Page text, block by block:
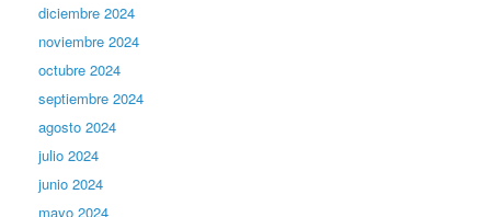
diciembre 2024
noviembre 2024
octubre 2024
septiembre 2024
agosto 2024
julio 2024
junio 2024
mayo 2024